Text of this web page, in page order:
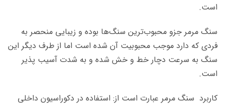
است.
سنگ مرمر جزو محبوب‌ترین سنگ‌ها بوده و زیبایی منحصر به
فردی که دارد موجب محبوبیت آن شده است اما از طرف دیگر این
سنگ به سرعت دچار خط و خش شده و به شدت آسیب پذیر
است.
کاربرد سنگ مرمر عبارت است از: استفاده در دکوراسیون داخلی